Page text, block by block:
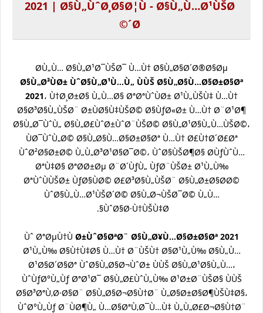
2021 | Ø§Ù„ÙˆØ¸Ø§Ø¦Ù - Ø§Ù„Ù…Ø¹ÙŠØ
´Ø©
Ø­Ù„Ù… Ø§Ù„Ø¹Ø¯ÙŠØ¯ Ù…Ù† Ø§Ù„Ø§Ø´Ø®Ø§Øµ
Ø§Ù„Ø³ÙØ± ÙˆØ§Ù„Ø¹Ù…Ù„ ÙÙŠ Ø§Ù„Ø§Ù…Ø§Ø±Ø§Øª
2021، Ù†Ø¸Ø±Ø§ Ù„Ù…Ø§ ØªØªÙˆÙØ± Ø¹Ù„ÙŠÙ‡ Ù…Ù†
Ø§Ø³Ø§Ù„ÙŠØ¨ Ø±ÙØ§Ù‡ÙŠØ© Ø§ÙƒØ«Ø± Ù…Ù† Ø¨Ø¹Ø¶
Ø§Ù„Ø¯ÙˆÙ„ Ø§Ù„Ø£ÙˆØ±ÙˆØ¨ÙŠØ© Ø§Ù„Ø¹Ø§Ù„Ù…ÙŠØ©،
ÙØ¯ÙˆÙ„Ø© Ø§Ù„Ø§Ù…Ø§Ø±Ø§Øª Ù…Ù† Ø£Ù†Ø´Ø£Øª
ÙˆØ²Ø§Ø±Ø© Ù„Ù„Ø³Ø¹Ø§Ø¯Ø©، ÙˆØ§ÙŠØ¶Ø§ Ø­ÙƒÙˆÙ…
ØªÙ‡Ø§ ØªØ­Ø±Øµ Ø¨Ø´ÙƒÙ„ ÙƒØ¨ÙŠØ± Ø¹Ù„Ù‰
ØªÙˆÙÙŠØ± ÙƒØ§ÙØ© Ø£Ø³Ø§Ù„ÙŠØ¨ Ø§Ù„Ø±Ø§Ø­Ø©
ÙˆØ§Ù„Ù…Ø¹ÙŠØ´Ø© Ø§Ù„Ø¬ÙŠØ¯Ø© Ù„Ù…
ÙˆØ§Ø·Ù†ÙŠÙ‡Ø§.
Ùˆ ØªØµÙ†Ù Ø±ÙˆØ§ØªØ¨ Ø§Ù„Ø¥Ù…Ø§Ø±Ø§Øª 2021
Ø¹Ù„Ù‰ Ø§Ù†Ù‡Ø§ Ù…Ù† Ø¨ÙŠÙ† Ø§Ø¹Ù„Ù‰ Ø§Ù„Ù…
Ø¹Ø§Ø´Ø§Øª ÙˆØ§Ù„Ø§Ø¬ÙˆØ± ÙÙŠ Ø§Ù„Ø¹Ø§Ù„Ù…،
ÙˆÙƒØ°Ù„Ùƒ ØªØ¹Ø¯ Ø§Ù„Ø£ÙˆÙ„Ù‰ Ø¹Ø±Ø¨ÙŠØ§ ÙÙŠ
Ø§Ø³ØªÙ‚Ø·Ø§Ø¨ Ø§Ù„Ø§Ø¬Ø§Ù†Ø¨ Ù„Ø§Ø±Ø§Ø¶ÙŠÙ‡Ø§،
ÙˆØ°Ù„Ùƒ Ø¨ÙØ¶Ù„ Ù…Ø§ØªÙ‚Ø¯Ù…Ù‡ Ù„Ù„Ø£Ø¬Ø§Ù†Ø¨